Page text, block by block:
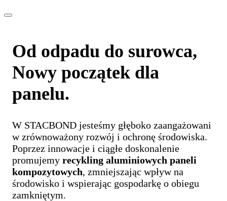
Od odpadu do surowca,
Nowy początek dla
panelu.
W STACBOND jesteśmy głęboko zaangażowani
w zrównoważony rozwój i ochronę środowiska.
Poprzez innowacje i ciągłe doskonalenie
promujemy recykling aluminiowych paneli
kompozytowych, zmniejszając wpływ na
środowisko i wspierając gospodarkę o obiegu
zamkniętym.